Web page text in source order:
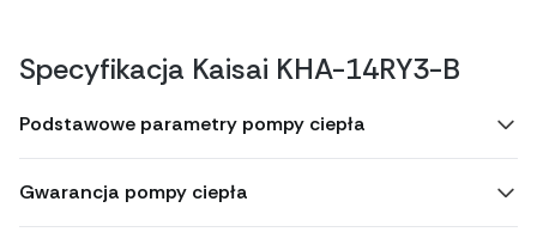
Specyfikacja Kaisai KHA-14RY3-B
Podstawowe parametry pompy ciepła
Gwarancja pompy ciepła